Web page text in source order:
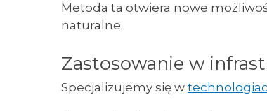
Metoda ta otwiera nowe
naturalne.
Zastosowanie w
Specjalizujemy się w